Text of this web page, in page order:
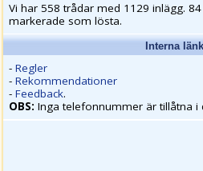
Vi har 558 trådar med 1129 inlägg.
markerade som lösta.
Interna
-Regler
-Rekommendationer
-Feedback.
OBS: Inga telefonnummer är tillåtna i